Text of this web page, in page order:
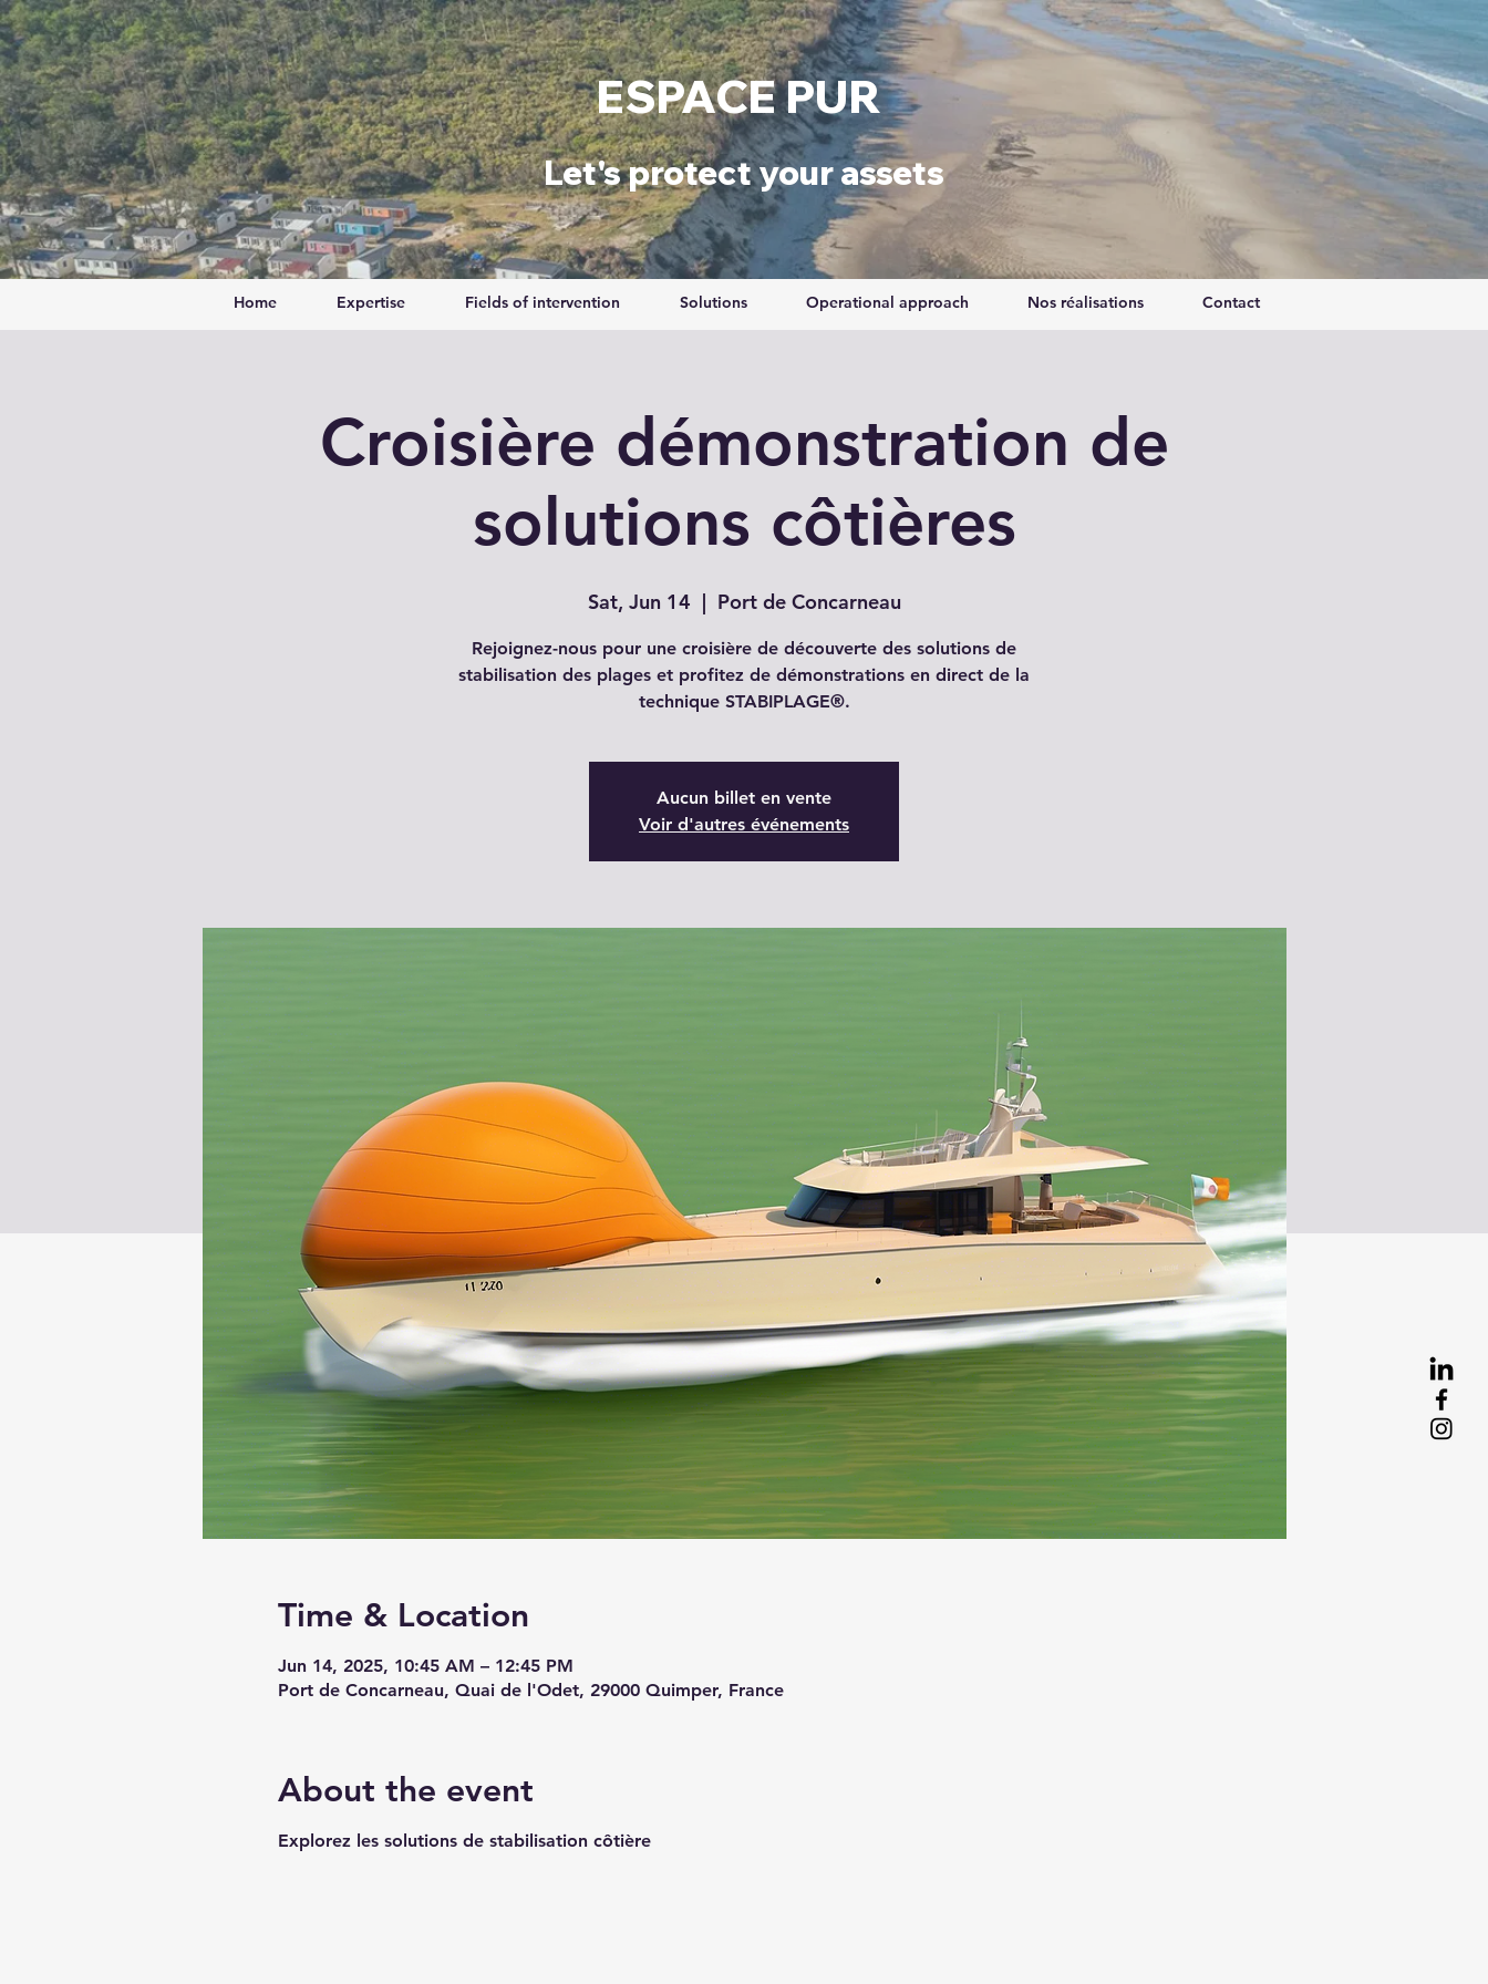
ESPACE PUR
​Let's protect your assets
Home Expertise Fields of intervention Solutions Operational approach Nos réalisations Contact
Croisière démonstration de
solutions côtières
Sat, Jun 14
  |
Port de Concarneau
Rejoignez-nous pour une croisière de découverte des solutions de
stabilisation des plages et profitez de démonstrations en direct de la
technique STABIPLAGE®.
Aucun billet en vente
Voir d'autres événements
Time & Location
Jun 14, 2025, 10:45 AM – 12:45 PM
Port de Concarneau, Quai de l'Odet, 29000 Quimper, France
About the event
Explorez les solutions de stabilisation côtière